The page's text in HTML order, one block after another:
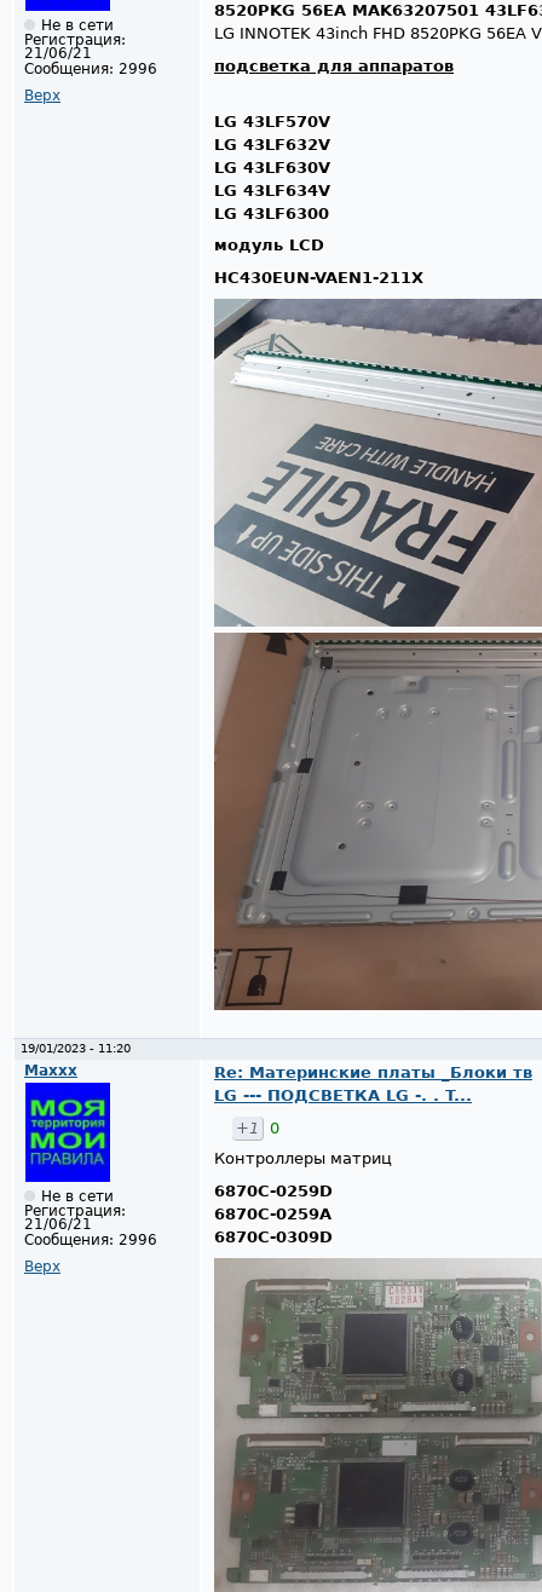
Не в сети
Регистрация:
21/06/21
Сообщения: 2996
Верх
8520PKG 56EA MAK63207501
LG INNOTEK 43inch FHD 8520PKG 56EA
подсветка для аппаратов
LG 43LF570V
LG 43LF632V
LG 43LF630V
LG 43LF634V
LG 43LF6300
модуль LCD
HC430EUN-VAEN1-211X
19/01/2023 - 11:20
Maxxx
Не в сети
Регистрация:
21/06/21
Сообщения: 2996
Верх
Re: Материнские платы _Блоки тв
LG --- ПОДСВЕТКА LG -. . T...
+1
0
Контроллеры матриц
6870C-0259D
6870C-0259A
6870C-0309D